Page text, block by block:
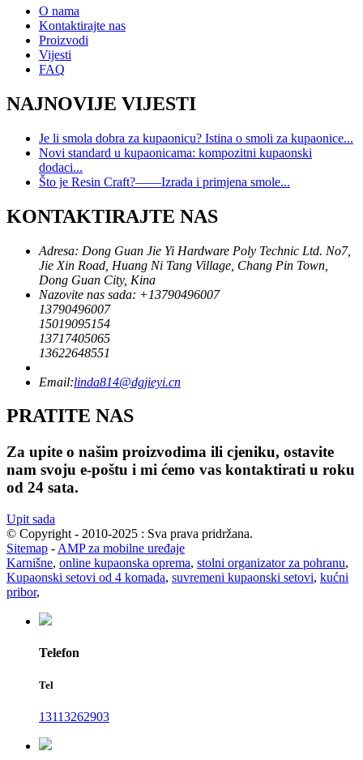
O nama
Kontaktirajte nas
Proizvodi
Vijesti
FAQ
NAJNOVIJE VIJESTI
Je li smola dobra za kupaonicu? Istina o smoli za kupaonice...
Novi standard u kupaonicama: kompozitni kupaonski
dodaci...
Što je Resin Craft?——Izrada i primjena smole...
KONTAKTIRAJTE NAS
Adresa: Dong Guan Jie Yi Hardware Poly Technic Ltd. No7,
Jie Xin Road, Huang Ni Tang Village, Chang Pin Town,
Dong Guan City, Kina
Nazovite nas sada: +13790496007
13790496007
15019095154
13717405065
13622648551
Email:linda814@dgjieyi.cn
PRATITE NAS
Za upite o našim proizvodima ili cjeniku, ostavite
nam svoju e-poštu i mi ćemo vas kontaktirati u roku
od 24 sata.
Upit sada
© Copyright - 2010-2025 : Sva prava pridržana.
Sitemap - AMP za mobilne uređaje
Karnišne, online kupaonska oprema, stolni organizator za pohranu,
Kupaonski setovi od 4 komada, suvremeni kupaonski setovi, kućni
pribor,
Telefon
Tel
13113262903